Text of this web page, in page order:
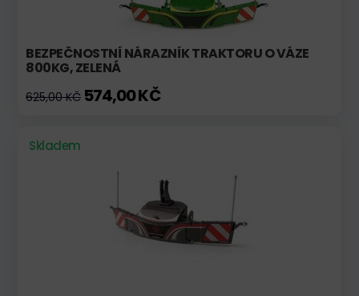
BEZPEČNOSTNÍ NÁRAZNÍK TRAKTORU O VÁZE
800KG, ZELENÁ
625,00 KČ 574,00 KČ
Skladem